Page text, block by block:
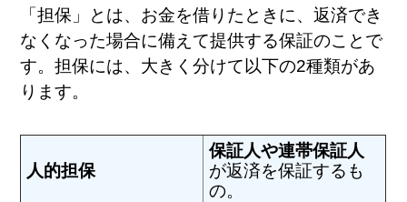
「担保」とは、お金を借りたときに、返済でき
なくなった場合に備えて提供する保証のことで
す。担保には、大きく分けて以下の2種類があ
ります。
人的担保
保証人や連帯保証人
が返済を保証するも
の。